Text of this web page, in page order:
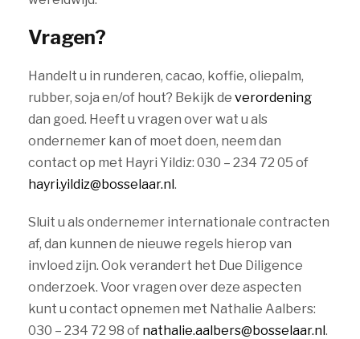
Vragen?
Handelt u in runderen, cacao, koffie, oliepalm,
rubber, soja en/of hout? Bekijk de verordening
dan goed. Heeft u vragen over wat u als
ondernemer kan of moet doen, neem dan
contact op met Hayri Yildiz: 030 – 234 72 05 of
hayri.yildiz@bosselaar.nl.
Sluit u als ondernemer internationale contracten
af, dan kunnen de nieuwe regels hierop van
invloed zijn. Ook verandert het Due Diligence
onderzoek. Voor vragen over deze aspecten
kunt u contact opnemen met Nathalie Aalbers:
030 – 234 72 98 of nathalie.aalbers@bosselaar.nl.